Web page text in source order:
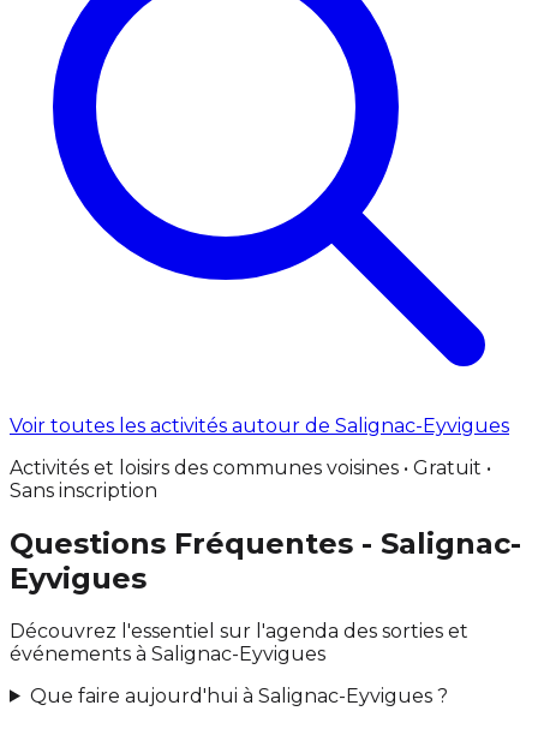
Voir toutes les activités autour de Salignac-Eyvigues
Activités et loisirs des communes voisines • Gratuit •
Sans inscription
Questions Fréquentes - Salignac-
Eyvigues
Découvrez l'essentiel sur l'agenda des sorties et
événements à Salignac-Eyvigues
Que faire aujourd'hui à Salignac-Eyvigues ?